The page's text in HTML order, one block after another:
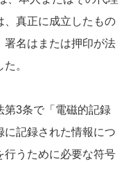
、真正に成立したもの
署名はまたは押印が法
。
第3条で「電磁的記録
に記録された情報につ
行うために必要な符号